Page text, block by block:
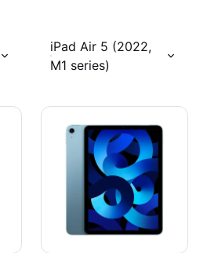
iPad Air 5 (2022,
M1 series)